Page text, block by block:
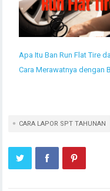
Apa Itu Ban Run Flat Tire
Cara Merawatnya dengan
CARA LAPOR SPT TAHUNAN